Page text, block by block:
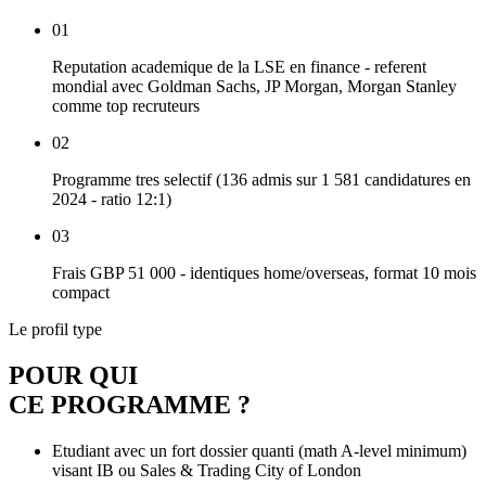
01
Reputation academique de la LSE en finance - referent
mondial avec Goldman Sachs, JP Morgan, Morgan Stanley
comme top recruteurs
02
Programme tres selectif (136 admis sur 1 581 candidatures en
2024 - ratio 12:1)
03
Frais GBP 51 000 - identiques home/overseas, format 10 mois
compact
Le profil type
POUR QUI
CE PROGRAMME ?
Etudiant avec un fort dossier quanti (math A-level minimum)
visant IB ou Sales & Trading City of London